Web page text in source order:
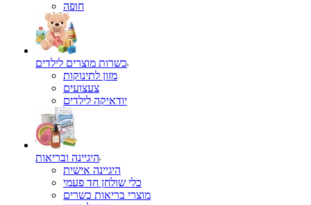
כשרות מוצרים לילדים
מזון לתינוקות
צעצועים
יודאיקה לילדים
היגיינה ובריאות
היגיינה אישית
כלי שולחן חד פעמי
מוצרי בריאות כשרים